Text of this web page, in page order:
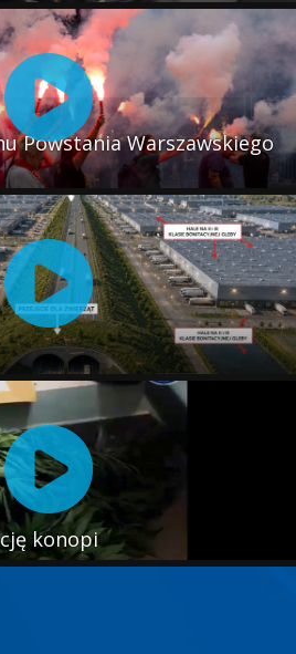
Powstania Warszawskiego
konopi